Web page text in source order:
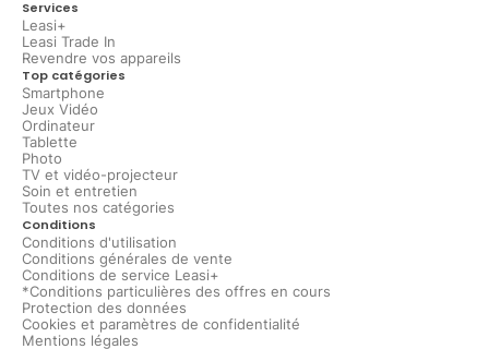
Services
Leasi+
Leasi Trade In
Revendre vos appareils
Top catégories
Smartphone
Jeux Vidéo
Ordinateur
Tablette
Photo
TV et vidéo-projecteur
Soin et entretien
Toutes nos catégories
Conditions
Conditions d'utilisation
Conditions générales de vente
Conditions de service Leasi+
*Conditions particulières des offres en cours
Protection des données
Cookies et paramètres de confidentialité
Mentions légales